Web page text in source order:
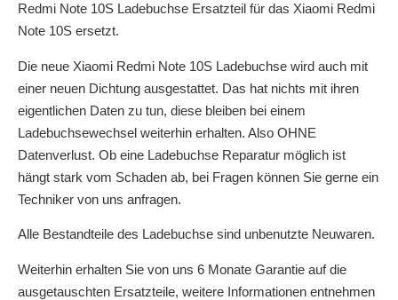
Redmi Note 10S Ladebuchse Ersatzteil für das Xiaomi Redmi
Note 10S ersetzt.
Die neue Xiaomi Redmi Note 10S Ladebuchse wird auch mit
einer neuen Dichtung ausgestattet. Das hat nichts mit ihren
eigentlichen Daten zu tun, diese bleiben bei einem
Ladebuchsewechsel weiterhin erhalten. Also OHNE
Datenverlust. Ob eine Ladebuchse Reparatur möglich ist
hängt stark vom Schaden ab, bei Fragen können Sie gerne ein
Techniker von uns anfragen.
Alle Bestandteile des Ladebuchse sind unbenutzte Neuwaren.
Weiterhin erhalten Sie von uns 6 Monate Garantie auf die
ausgetauschten Ersatzteile, weitere Informationen entnehmen